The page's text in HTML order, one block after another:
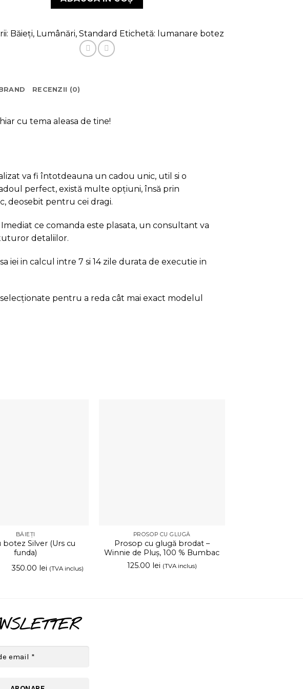
Băieți, Lumânări, Standard Etichetă: lumanare botez
RECENZII (0)
cu tema aleasa de tine!
va fi întotdeauna un cadou unic, util si o
perfect, există multe opțiuni, însă prin
deosebit pentru cei dragi.
ce comanda este plasata, un consultant va
detaliilor.
iei in calcul intre 7 si 14 zile durata de executie in
pentru a reda cât mai exact modelul
BĂIEȚI
botez Silver (Urs cu
funda)
350.00 lei (TVA inclus)
PROSOP CU GLUGĂ
Prosop cu glugă brodat –
Winnie de Pluș, 100 % Bumbac
125.00 lei (TVA inclus)